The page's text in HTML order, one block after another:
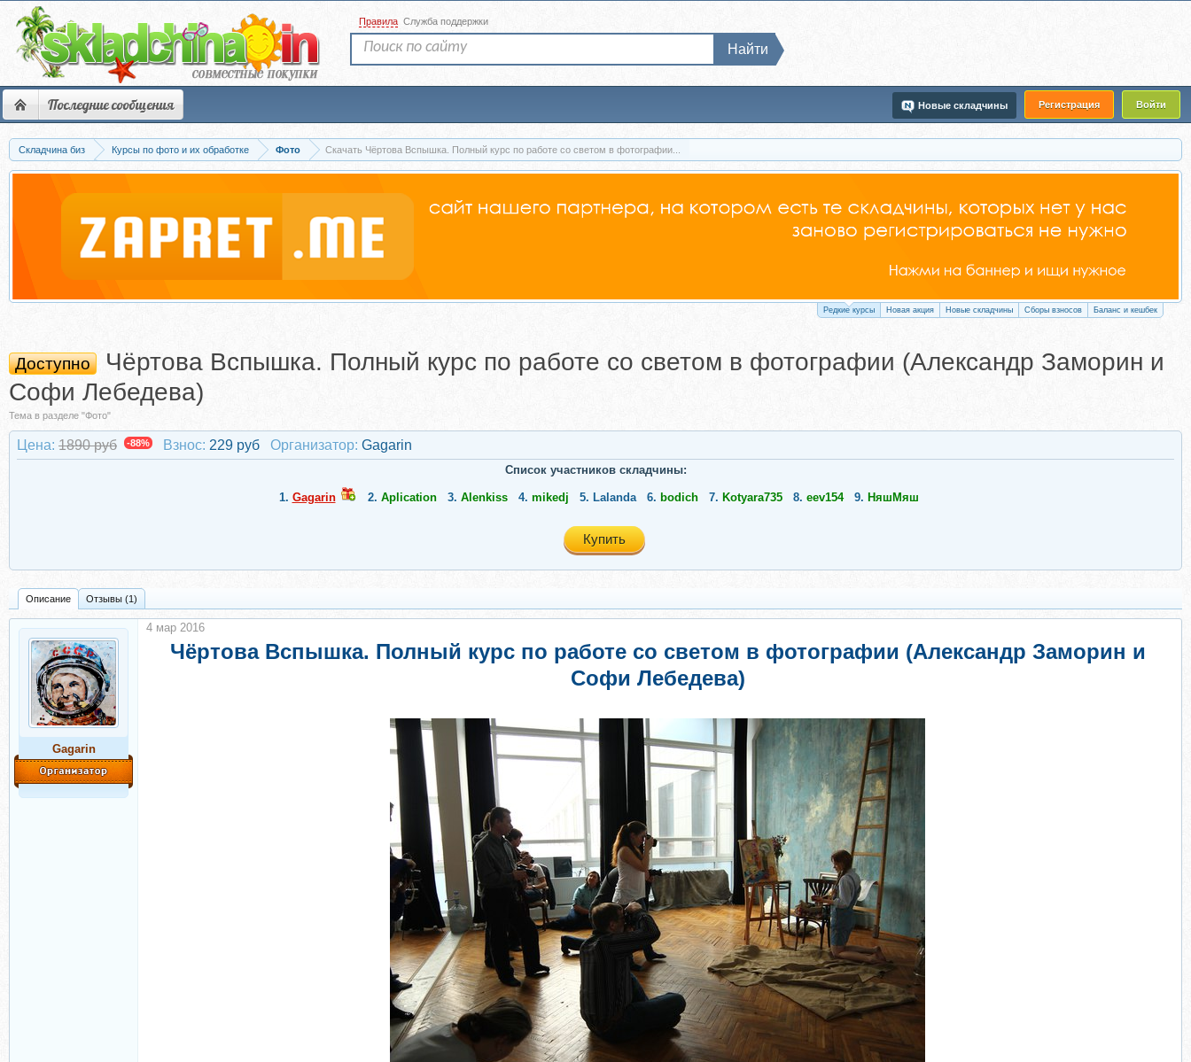
Последние сообщения Регистрация Войти
Новые складчины
Правила Служба поддержки
Найти
Складчина биз Курсы по фото и их обработке Фото Скачать Чёртова Вспышка. Полный курс по работе со светом в фотографии...
Редкие курсы Новая акция Новые складчины Сборы взносов Баланс и кешбек
Доступно
Чёртова Вспышка. Полный курс по работе со светом в фотографии (Александр Заморин и
Софи Лебедева)
Тема в разделе "Фото"
Цена: 1890 руб -88% Взнос: 229 руб Организатор: Gagarin
Список участников складчины:
1. Gagarin 2. Aplication 3. Alenkiss 4. mikedj 5. Lalanda 6. bodich 7. Kotyara735 8. eev154 9. НяшМяш
Купить
Описание Отзывы (1)
Gagarin
Чёртова Вспышка. Полный курс по работе со светом в фотографии (Александр Заморин и
Софи Лебедева)
4 мар 2016